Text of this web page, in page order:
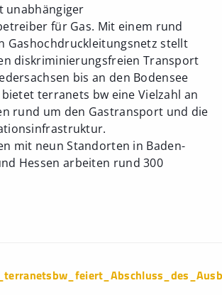
unabhängiger
für Gas. Mit einem rund
Gashochdruckleitungsnetz stellt
diskriminierungsfreien Transport
bis an den Bodensee
terranets bw eine Vielzahl an
rund um den Gastransport und die
mit neun Standorten in Baden-
Hessen arbeiten rund 300